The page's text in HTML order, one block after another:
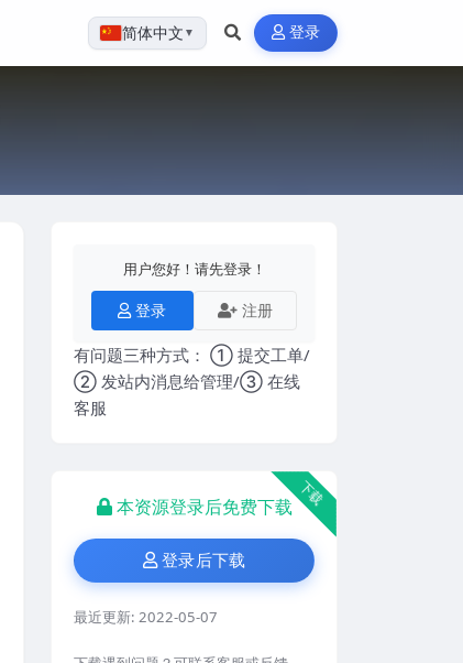
简体中文 ▼ 登录
用户您好！请先登录！
登录 注册
有问题三种方式： ① 提交工单/
② 发站内消息给管理/③ 在线
客服
下载
本资源登录后免费下载
登录后下载
最近更新: 2022-05-07